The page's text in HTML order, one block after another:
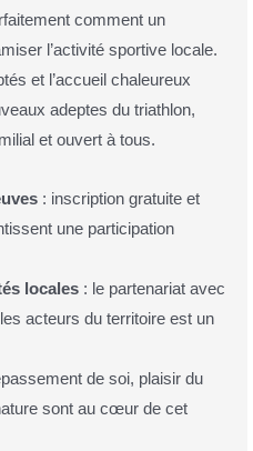
comment un
l’activité sportive locale.
et l’accueil chaleureux
adeptes du triathlon,
et ouvert à tous.
: inscription gratuite et
une participation
locales : le partenariat avec
acteurs du territoire est un
de soi, plaisir du
sont au cœur de cet